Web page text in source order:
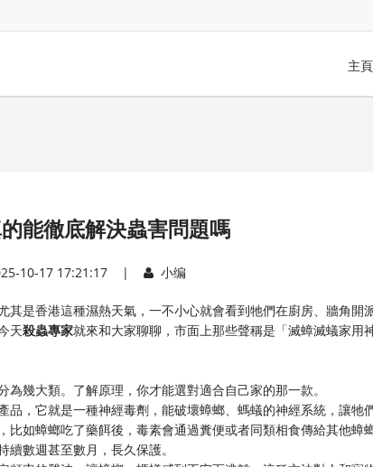
主頁
能徹底解決蟲害問題嗎
10-17 17:21:17 | 小编
是香港這種濕熱天氣，一不小心就會看到牠們在廚房、牆角開
天​​殺蟲專家​就來和大家聊聊，市面上那些聲稱是「滅蟑滅蟻家用
幾大類。了解原理，你才能選對適合自己家的那一款。
品，它就是一種神經毒劑，能破壞蟑螂、螞蟻的神經系統，讓牠
如蟑螂吃了藥餌後，毒素會通過糞便或者同類相食傳給其他蟑
數週甚至數月，長久保護。